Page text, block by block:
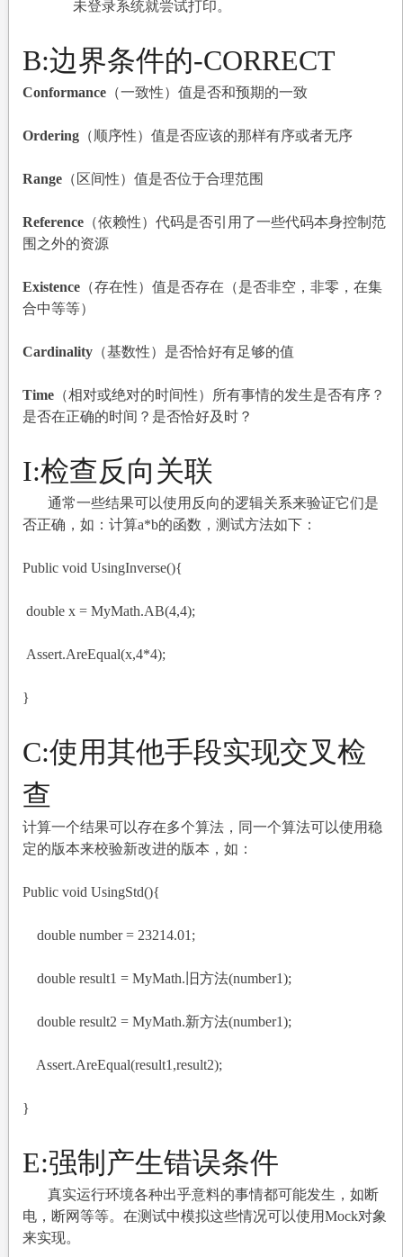
未登录系统就尝试打印。
B:边界条件的-CORRECT
Conformance（一致性）值是否和预期的一致
Ordering（顺序性）值是否应该的那样有序或者无序
Range（区间性）值是否位于合理范围
Reference（依赖性）代码是否引用了一些代码本身控制范
围之外的资源
Existence（存在性）值是否存在（是否非空，非零，在集
合中等等）
Cardinality（基数性）是否恰好有足够的值
Time（相对或绝对的时间性）所有事情的发生是否有序？
是否在正确的时间？是否恰好及时？
I:检查反向关联
通常一些结果可以使用反向的逻辑关系来验证它们是
否正确，如：计算a*b的函数，测试方法如下：
Public void UsingInverse(){
double x = MyMath.AB(4,4);
Assert.AreEqual(x,4*4);
}
C:使用其他手段实现交叉检
查
计算一个结果可以存在多个算法，同一个算法可以使用稳
定的版本来校验新改进的版本，如：
Public void UsingStd(){
double number = 23214.01;
double result1 = MyMath. 旧方法(number1);
double result2 = MyMath.新方法(number1);
Assert.AreEqual(result1,result2);
}
E:强制产生错误条件
真实运行环境各种出乎意料的事情都可能发生，如断
电，断网等等。在测试中模拟这些情况可以使用Mock对象
来实现。